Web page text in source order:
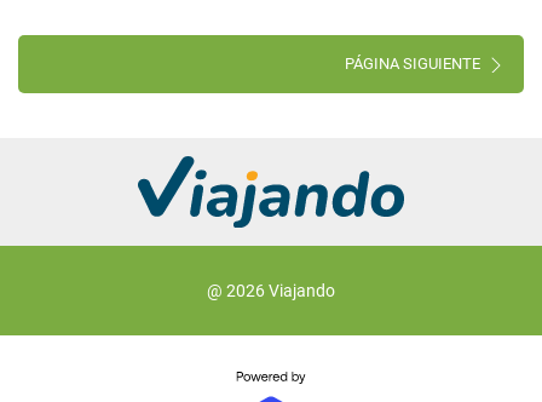
PÁGINA SIGUIENTE
@ 2026 Viajando